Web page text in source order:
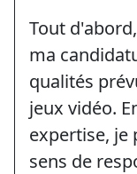
Tout
ma
qualités
jeux vidéo.
expertise, je
sens de